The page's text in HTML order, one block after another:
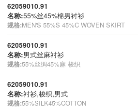
62059010.91
名称:55%丝45%棉男衬衫
规格:MEN'S 55%S 45%C WOVEN SKIRT
62059010.91
名称:男式丝麻衬衫
规格:55%丝绸45%麻 梭织
62059010.91
名称:衬衫,梭织,男式
规格:55%SILK45%COTTON